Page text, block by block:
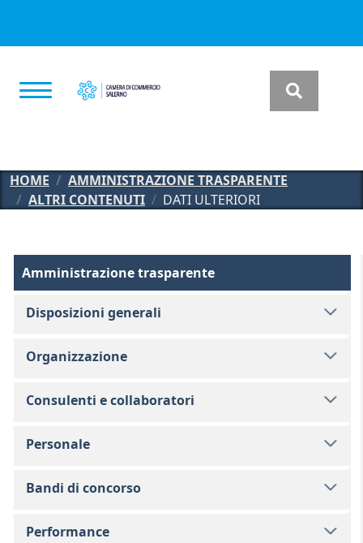
HOME
AMMINISTRAZIONE TRASPARENTE
ALTRI CONTENUTI
DATI ULTERIORI
Amministrazione Trasparente
Amministrazione trasparente
Disposizioni generali
Organizzazione
Consulenti e collaboratori
Personale
Bandi di concorso
Performance